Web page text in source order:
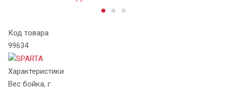
Код товара
99634
Характеристики
Вес бойка, г